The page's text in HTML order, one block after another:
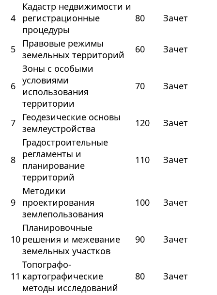
4
Кадастр недвижимости и
регистрационные
процедуры
80 Зачет
5
Правовые режимы
земельных территорий
60 Зачет
6
Зоны с особыми
условиями
использования
территории
70 Зачет
7
Геодезические основы
землеустройства
120 Зачет
8
Градостроительные
регламенты и
планирование
территорий
110 Зачет
9
Методики
проектирования
землепользования
100 Зачет
10
Планировочные
решения и межевание
земельных участков
90 Зачет
11
Топографо-
картографические
методы исследований
80 Зачет